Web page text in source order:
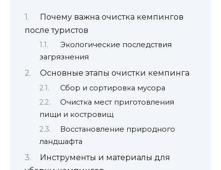
Почему важна очистка кемпингов
после туристов
Экологические последствия
загрязнения
Основные этапы очистки кемпинга
Сбор и сортировка мусора
Очистка мест приготовления
пищи и костровищ
Восстановление природного
ландшафта
Инструменты и материалы для